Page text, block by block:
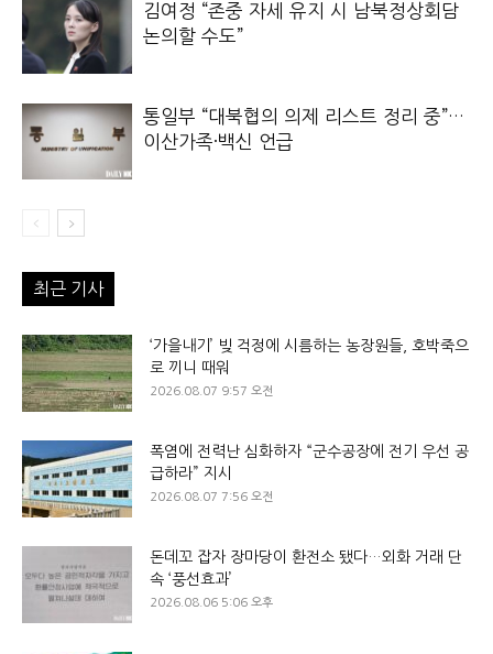
김여정 “존중 자세 유지 시 남북정상회담
논의할 수도”
통일부 “대북협의 의제 리스트 정리 중”…
이산가족·백신 언급
최근 기사
‘가을내기’ 빚 걱정에 시름하는 농장원들, 호박죽으
로 끼니 때워
2026.08.07 9:57 오전
폭염에 전력난 심화하자 “군수공장에 전기 우선 공
급하라” 지시
2026.08.07 7:56 오전
돈데꼬 잡자 장마당이 환전소 됐다…외화 거래 단
속 ‘풍선효과’
2026.08.06 5:06 오후